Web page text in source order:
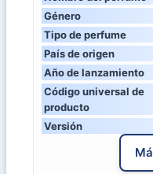
Género
Tipo de perfume
País de origen
Año de lanzamiento
Código universal de
producto
Versión